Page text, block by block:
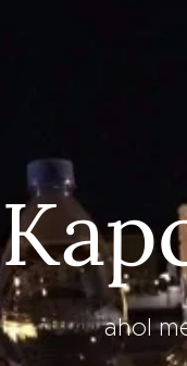
ahol